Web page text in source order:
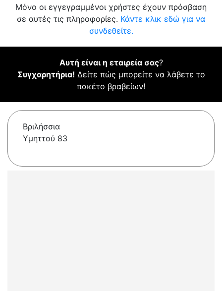
Μόνο οι εγγεγραμμένοι χρήστες έχουν πρόσβαση
σε αυτές τις πληροφορίες. Κάντε κλικ εδώ για να
συνδεθείτε.
Αυτή είναι η εταιρεία σας?
Συγχαρητήρια! Δείτε πώς μπορείτε να λάβετε το
πακέτο βραβείων!
Βριλήσσια
Υμηττού 83